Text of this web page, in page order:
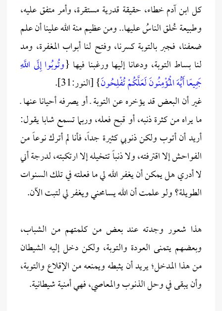
كل ابن آدم خطاء، حقيقة قدرية مستقرة، وأمر متفق عليه،
وطبيعة خُلق الناسُ عليها.. ومن عظيم منة الله علينا أن علم
ضعفنا، فجبر بالتوبة كسرنا، وفتح لنا أبواب المغفرة، ومد
لنا بساط التوبة، ودعانا إليها ورغبنا فيها {وتُوبُوا إِلَى اللَّهِ
جَمِيعًا أَيُّهَ الْمُؤْمِنُونَ لَعَلَّكُمْ تُفْلِحُونَ} [النور:31].
غير أن البعض قد يؤخره عن التوبة ـ أو يصرفه أحيانا عنها ـ
ما يراه من كثرة ذنبه، أو قبح فعله، وربما تسمع شابا يقول:
أريد أن أتوب ولكن ذنوبي كثيرة جداً، فأنا لم أترك نوعاً من
الفواحش إلا اقترفته، ولا ذنباً تتخيله إلا ارتكبته، لدرجة أني
لا أدري هل يمكن أن يغفر الله لي ما فعلته في تلك السنوات
الطويلة؟ ولو علمت أن الله يسامحني ويغفر لي لتبت الآن.
هذا شعور وجدته عند بعض من كلمتهم من الشباب،
وبعضهم يتمنى العودة والتوبة، ولكن دخل إليه الشيطان
من هذا المدخل؛ يريد أن يثبطه ويمنعه من الإقلاع والتوبة،
وأن يبقى في وحل الذنوب والمعاصي، فهي أمنية شيطانية.